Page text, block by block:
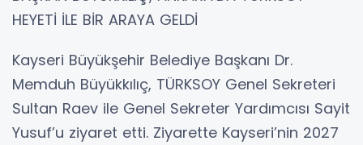
HEYETİ İLE BİR ARAYA GELDİ
Kayseri Büyükşehir Belediye Başkanı Dr.
Memduh Büyükkılıç, TÜRKSOY Genel Sekreteri
Sultan Raev ile Genel Sekreter Yardımcısı Sayit
Yusuf’u ziyaret etti. Ziyarette Kayseri’nin 2027